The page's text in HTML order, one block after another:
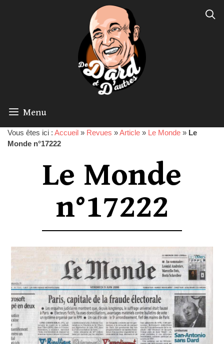
Menu
Vous êtes ici : Accueil » Revues »Article » Le Monde » Le
Monde n°17222
Le Monde
n°17222